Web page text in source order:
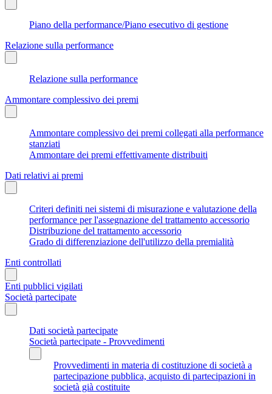
Piano della performance/Piano esecutivo di gestione
Relazione sulla performance
Relazione sulla performance
Ammontare complessivo dei premi
Ammontare complessivo dei premi collegati alla performance
stanziati
Ammontare dei premi effettivamente distribuiti
Dati relativi ai premi
Criteri definiti nei sistemi di misurazione e valutazione della
performance per l'assegnazione del trattamento accessorio
Distribuzione del trattamento accessorio
Grado di differenziazione dell'utilizzo della premialità
Enti controllati
Enti pubblici vigilati
Società partecipate
Dati società partecipate
Società partecipate - Provvedimenti
Provvedimenti in materia di costituzione di società a
partecipazione pubblica, acquisto di partecipazioni in
società già costituite